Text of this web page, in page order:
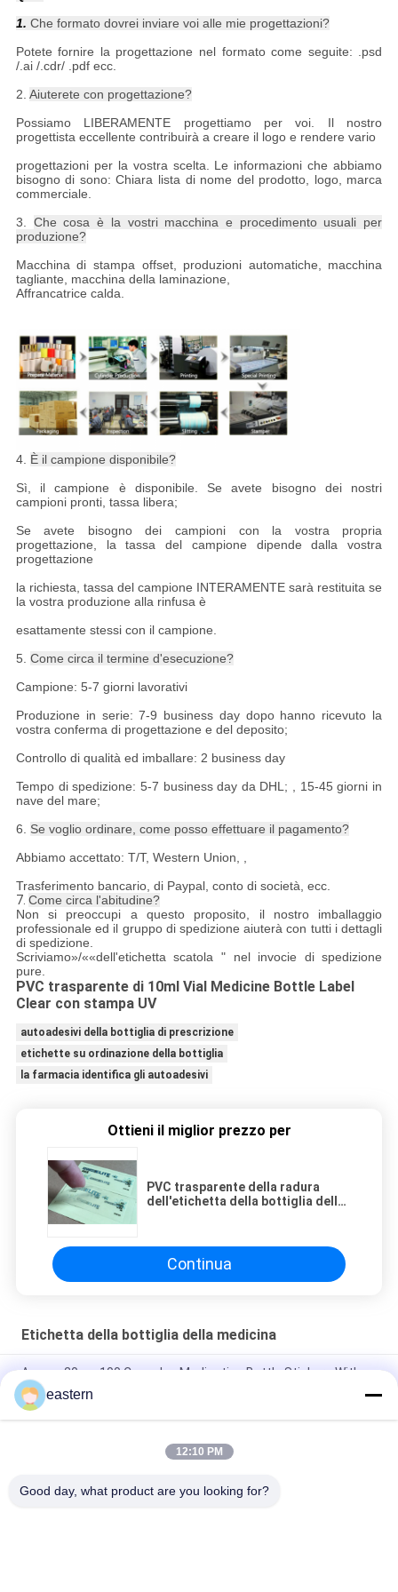
1. Che formato dovrei inviare voi alle mie progettazioni?
Potete fornire la progettazione nel formato come seguite: .psd
/.ai /.cdr/ .pdf ecc.
2. Aiuterete con progettazione?
Possiamo LIBERAMENTE progettiamo per voi. Il nostro
progettista eccellente contribuirà a creare il logo e rendere vario
progettazioni per la vostra scelta. Le informazioni che abbiamo
bisogno di sono: Chiara lista di nome del prodotto, logo, marca
commerciale.
3. Che cosa è la vostri macchina e procedimento usuali per
produzione?
Macchina di stampa offset, produzioni automatiche, macchina
tagliante, macchina della laminazione,
Affrancatrice calda.
4. È il campione disponibile?
Sì, il campione è disponibile. Se avete bisogno dei nostri
campioni pronti, tassa libera;
Se avete bisogno dei campioni con la vostra propria
progettazione, la tassa del campione dipende dalla vostra
progettazione
la richiesta, tassa del campione INTERAMENTE sarà restituita se
la vostra produzione alla rinfusa è
esattamente stessi con il campione.
5. Come circa il termine d'esecuzione?
Campione: 5-7 giorni lavorativi
Produzione in serie: 7-9 business day dopo hanno ricevuto la
vostra conferma di progettazione e del deposito;
Controllo di qualità ed imballare: 2 business day
Tempo di spedizione: 5-7 business day da DHL; , 15-45 giorni in
nave del mare;
6. Se voglio ordinare, come posso effettuare il pagamento?
Abbiamo accettato: T/T, Western Union, ,
Trasferimento bancario, di Paypal, conto di società, ecc.
7. Come circa l'abitudine?
Non si preoccupi a questo proposito, il nostro imballaggio
professionale ed il gruppo di spedizione aiuterà con tutti i dettagli
di spedizione.
Scriviamo»/««dell'etichetta scatola " nel invocie di spedizione
pure.
PVC trasparente di 10ml Vial Medicine Bottle Label
Clear con stampa UV
autoadesivi della bottiglia di prescrizione
etichette su ordinazione della bottiglia
la farmacia identifica gli autoadesivi
Ottieni il miglior prezzo per
PVC trasparente della radura
dell'etichetta della bottiglia della
Continua
Etichetta della bottiglia della medicina
Anavar 20mg 100 Capsules Medication Bottle Stickers With
Laser Effect
Etichette autoadesive Dsip 5mg per flaconcini piccoli
Etichette impermeabili in PVC Tesamorlin 10mg per piccole
eastern
12:10 PM
Good day, what product are you looking for?